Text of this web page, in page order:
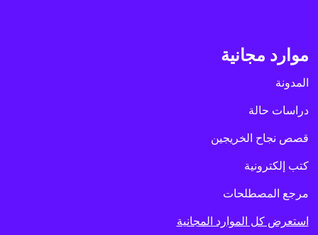
موارد مجانية
المدونة
دراسات حالة
قصص نجاح الخريجين
كتب إلكترونية
مرجع المصطلحات
استعرض كل الموارد المجانية